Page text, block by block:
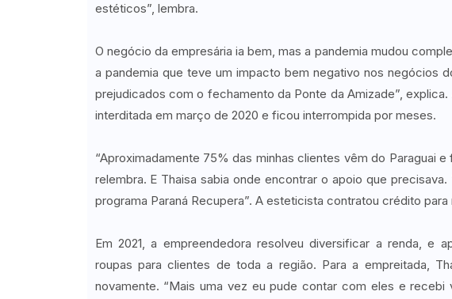
estéticos”, lembra.
O negócio da empresária ia bem, mas a pandemia mudou
a pandemia que teve um impacto bem negativo nos negócios
prejudicados com o fechamento da Ponte da Amizade”,
interditada em março de 2020 e ficou interrompida por meses.
“Aproximadamente 75% das minhas clientes vêm do Paraguai
relembra. E Thaisa sabia onde encontrar o apoio que
programa Paraná Recupera”. A esteticista contratou crédito
Em 2021, a empreendedora resolveu diversificar a renda, e
roupas para clientes de toda a região. Para a empreitada,
novamente. “Mais uma vez eu pude contar com eles e